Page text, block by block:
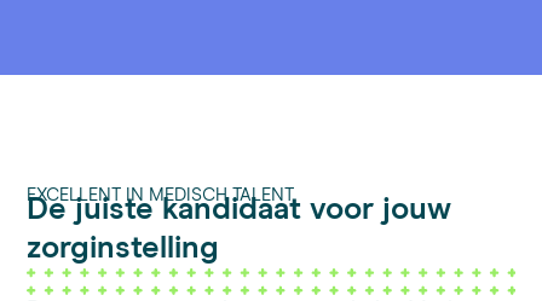
EXCELLENT IN MEDISCH TALENT
De juiste kandidaat voor jouw
zorginstelling